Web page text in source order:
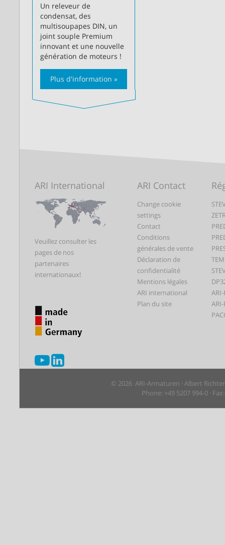
Un releveur de
condensat, des
multisoupapes DIN, un
joint souple Premium
innovant et une nouvelle
génération de moteurs !
Plus d'information »
ARI International
Veuillez consulter les
pages de nos
partenaires
internationaux!
ARI Contact
Change cookie
settings
Contact
Conditions
générales de vente
Déclaration de
confidentialité
Mentions légales
ARI international
Plan du site
© 2026 ARI-Armaturen · Albert
Phone: +49 5207 994-0 ·